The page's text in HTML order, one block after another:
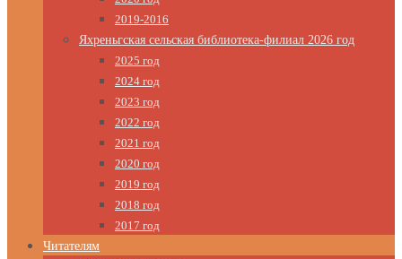
2019-2016
Яхреньгская сельская библиотека-филиал 2026 год
2025 год
2024 год
2023 год
2022 год
2021 год
2020 год
2019 год
2018 год
2017 год
Читателям